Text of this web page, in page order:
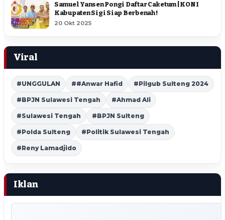
Samuel Yansen Pongi Daftar Caketum | KONI
Kabupaten Sigi Siap Berbenah !
20 Okt 2025
Viral
#UNGGULAN ##Anwar Hafid #Pilgub Sulteng 2024
#BPJN Sulawesi Tengah #Ahmad Ali
#Sulawesi Tengah #BPJN Sulteng
#Polda Sulteng #Politik Sulawesi Tengah
#Reny Lamadjido
Iklan